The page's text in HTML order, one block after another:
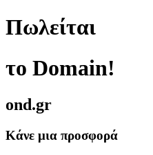
Πωλείται
το Domain!
ond.gr
Κάνε μια προσφορά